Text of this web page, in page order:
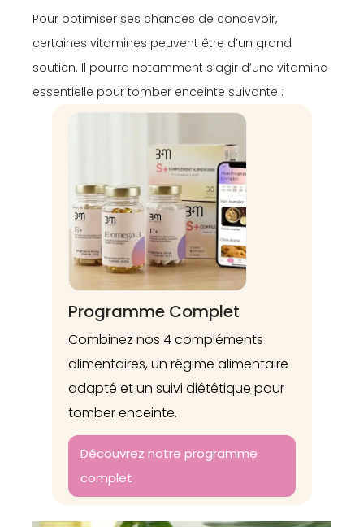
Pour optimiser ses chances de concevoir,
certaines vitamines peuvent être d’un grand
soutien. Il pourra notamment s’agir d’une vitamine
essentielle pour tomber enceinte suivante :
Programme Complet
Combinez nos 4 compléments
alimentaires, un régime alimentaire
adapté et un suivi diététique pour
tomber enceinte.
Découvrez notre programme
complet